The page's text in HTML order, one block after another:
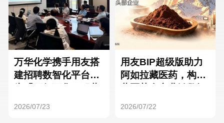
万华化学携手用友搭
建招聘数智化平台，
2026/07/23
用友BIP超级版助力
阿如拉藏医药，构建
2026/07/22